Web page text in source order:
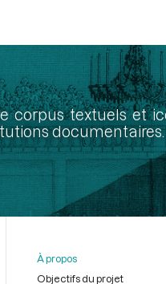
corpus textuels et
documentaires.
À propos
Objectifs du projet